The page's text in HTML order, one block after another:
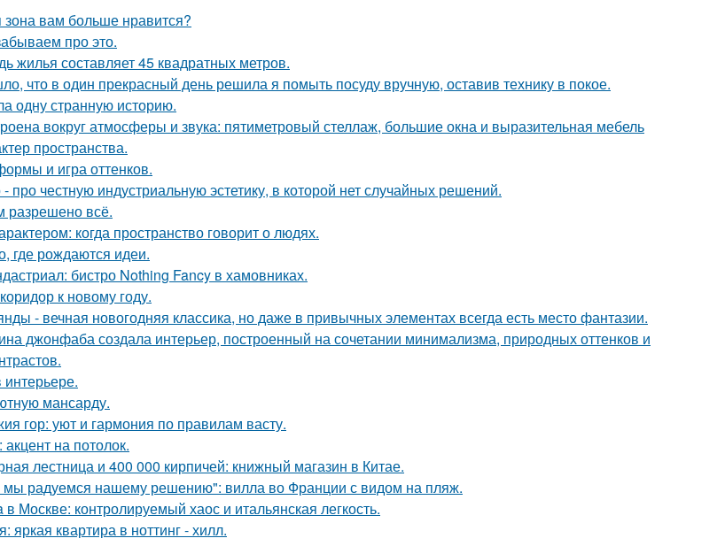
зона вам больше нравится?
про это.
жилья составляет 45 квадратных метров.
что в один прекрасный день решила я помыть посуду вручную, оставив технику в покое.
одну странную историю.
вокруг атмосферы и звука: пятиметровый стеллаж, большие окна и выразительная мебель
пространства.
и игра оттенков.
про честную индустриальную эстетику, в которой нет случайных решений.
разрешено всё.
когда пространство говорит о людях.
где рождаются идеи.
бистро Nothing Fancy в хамовниках.
к новому году.
- вечная новогодняя классика, но даже в привычных элементах всегда есть место фантазии.
джонфаба создала интерьер, построенный на сочетании минимализма, природных оттенков и
мансарду.
гор: уют и гармония по правилам васту.
на потолок.
лестница и 400 000 кирпичей: книжный магазин в Китае.
радуемся нашему решению": вилла во Франции с видом на пляж.
Москве: контролируемый хаос и итальянская легкость.
яркая квартира в ноттинг - хилл.